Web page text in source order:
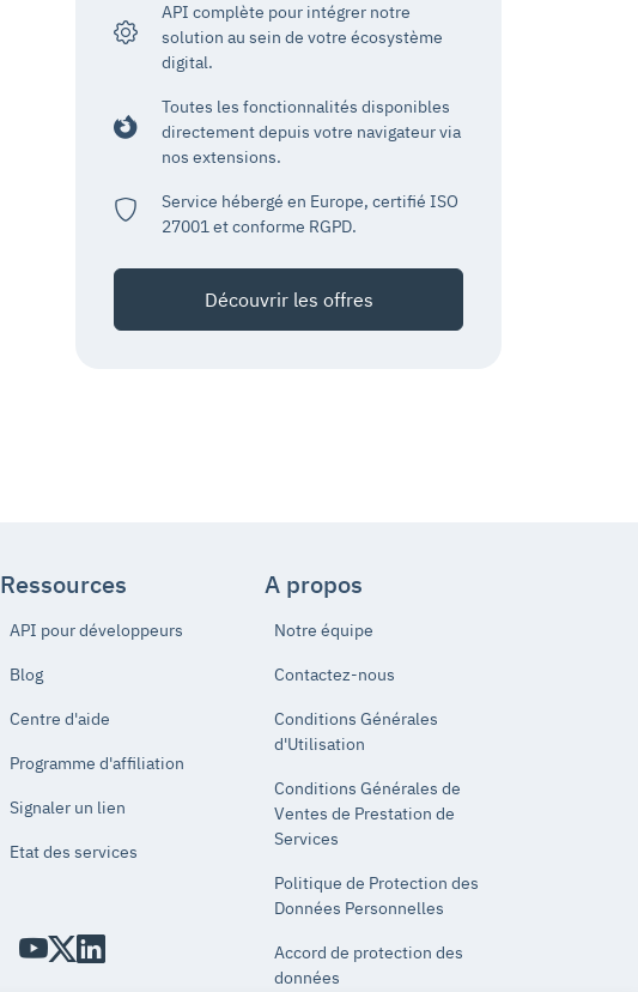
API complète pour intégrer notre
solution au sein de votre écosystème
digital.
Toutes les fonctionnalités disponibles
directement depuis votre navigateur via
nos extensions.
Service hébergé en Europe, certifié ISO
27001 et conforme RGPD.
Découvrir les offres
Ressources
API pour développeurs
Blog
Centre d'aide
Programme d'affiliation
Signaler un lien
Etat des services
A propos
Notre équipe
Contactez-nous
Conditions Générales
d'Utilisation
Conditions Générales de
Ventes de Prestation de
Services
Politique de Protection des
Données Personnelles
Accord de protection des
données